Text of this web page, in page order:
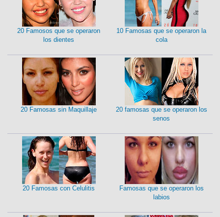
20 Famosos que se operaron
los dientes
10 Famosas que se operaron la
cola
20 Famosas sin Maquillaje
20 famosas que se operaron los
senos
20 Famosas con Celulitis
Famosas que se operaron los
labios